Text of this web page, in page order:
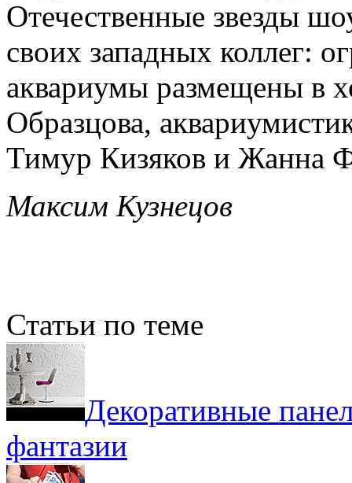
Отечественные звезды
своих западных коллег:
аквариумы размещены в
Образцова,
Тимур Кизяков и Жанна
Максим Кузнецов
Статьи по теме
Декоративные
фантазии